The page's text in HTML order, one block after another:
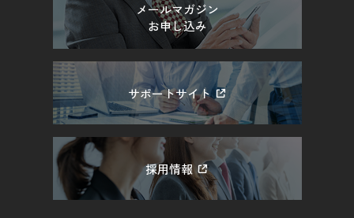
メールマガジン
お申し込み
サポートサイト
採用情報